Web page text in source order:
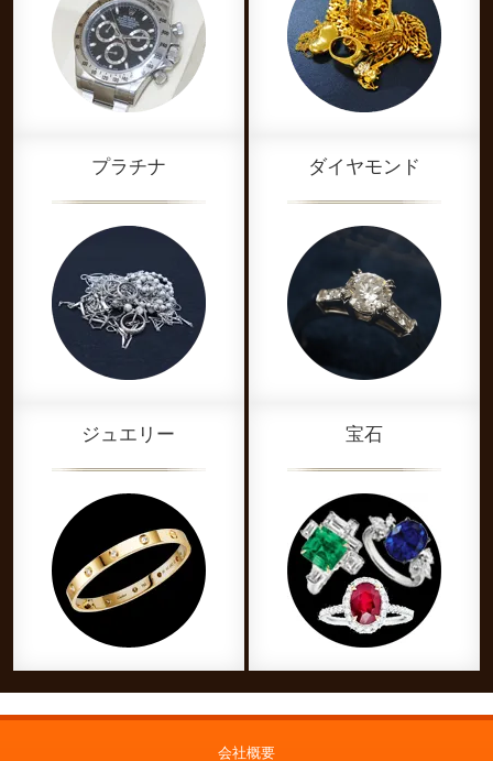
プラチナ ダイヤモンド
ジュエリー 宝石
会社概要